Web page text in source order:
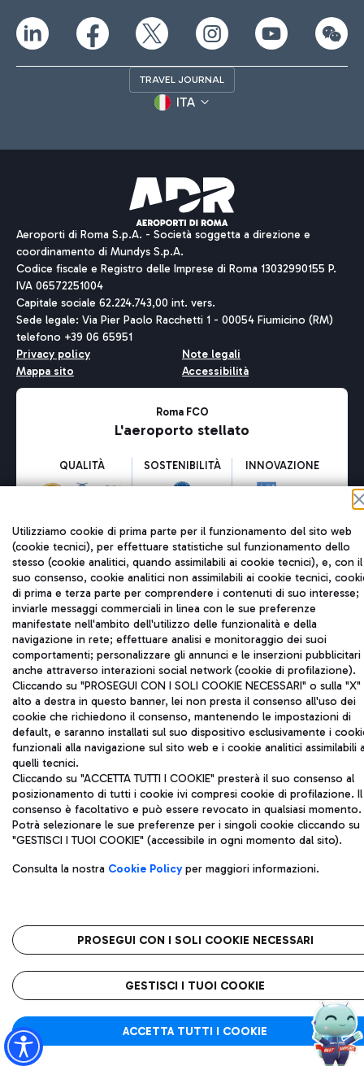
TRAVEL JOURNAL
ITA
Aeroporti di Roma S.p.A. - Società soggetta a direzione e
coordinamento di Mundys S.p.A.
Codice fiscale e Registro delle Imprese di Roma 13032990155 P.
IVA 06572251004
Capitale sociale 62.224.743,00 int. vers.
Sede legale: Via Pier Paolo Racchetti 1 - 00054 Fiumicino (RM)
telefono +39 06 65951
Privacy policy
Note legali
Mappa sito
Accessibilità
Roma FCO
L'aeroporto stellato
QUALITÀ SOSTENIBILITÀ INNOVAZIONE
Utilizziamo cookie di prima parte per il funzionamento del sito web
(cookie tecnici), per effettuare statistiche sul funzionamento dello
stesso (cookie analitici, quando assimilabili ai cookie tecnici), e, con il
suo consenso, cookie analitici non assimilabili ai cookie tecnici,
di prima e terza parte per comprendere i contenuti di suo interesse;
inviarle messaggi commerciali in linea con le sue preferenze
manifestate nell'ambito dell'utilizzo delle funzionalità e della
navigazione in rete; effettuare analisi e monitoraggio dei suoi
comportamenti; personalizzare gli annunci e le inserzioni pubblicitari
anche attraverso interazioni social network (cookie di profilazione).
Cliccando su "PROSEGUI CON I SOLI COOKIE NECESSARI" o sulla "X"
alto a destra in questo banner, lei non presta il consenso all'uso dei
cookie che richiedono il consenso, mantenendo le impostazioni di
default, e saranno installati sul suo dispositivo esclusivamente i
funzionali alla navigazione sul sito web e i cookie analitici assimilabili
quelli tecnici.
Cliccando su "ACCETTA TUTTI I COOKIE" presterà il suo consenso al
posizionamento di tutti i cookie ivi compresi cookie di profilazione. Il
consenso è facoltativo e può essere revocato in qualsiasi momento.
Potrà selezionare le sue preferenze per i singoli cookie cliccando su
"GESTISCI I TUOI COOKIE" (accessibile in ogni momento dal sito).
Consulta la nostra Cookie Policyper maggiori informazioni.
PROSEGUI CON I SOLI COOKIE NECESSARI
GESTISCI I TUOI COOKIE
ACCETTA TUTTI I COOKIE